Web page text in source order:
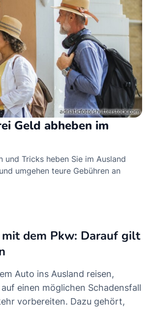
Geld abheben im
und Tricks heben Sie im Ausland
umgehen teure Gebühren an
dem Pkw: Darauf gilt
Auto ins Ausland reisen,
einen möglichen Schadensfall
vorbereiten. Dazu gehört,